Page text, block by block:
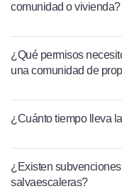
comunidad o vivienda?
¿Qué permisos
una comunidad de
¿Cuánto tiempo lleva
¿Existen
salvaescaleras?